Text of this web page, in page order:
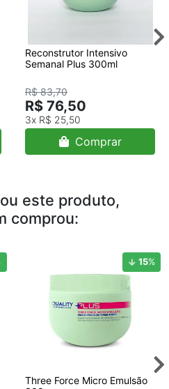
Reconstrutor Intensivo
Semanal Plus 300ml
R$ 83,70
R$ 76,50
3x R$ 25,50
Comprar
este produto,
comprou:
15%
Three Force Micro Emulsão